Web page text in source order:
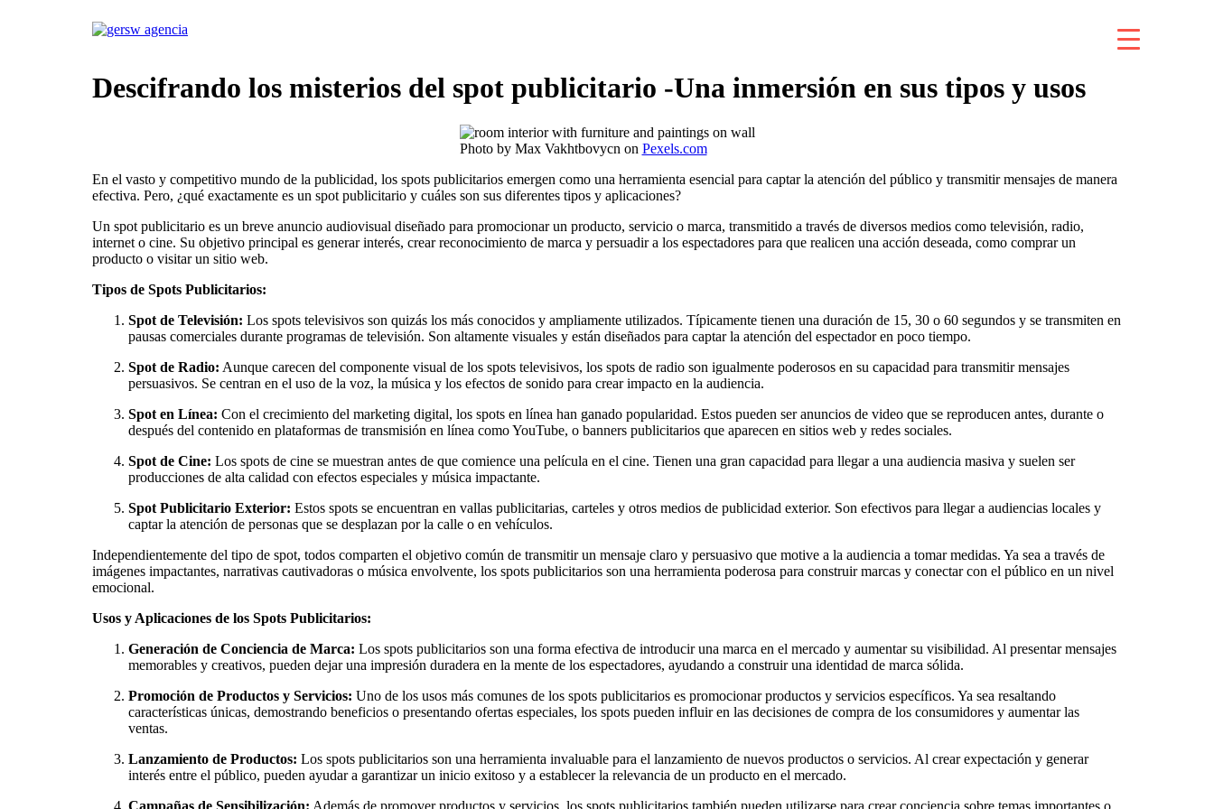
Descifrando los misterios del spot publicitario -Una inmersión en sus tipos y usos
Photo by Max Vakhtbovycn on Pexels.com
En el vasto y competitivo mundo de la publicidad, los spots publicitarios emergen como una herramienta esencial para captar la atención del público y transmitir mensajes de manera
efectiva. Pero, ¿qué exactamente es un spot publicitario y cuáles son sus diferentes tipos y aplicaciones?
Un spot publicitario es un breve anuncio audiovisual diseñado para promocionar un producto, servicio o marca, transmitido a través de diversos medios como televisión, radio,
internet o cine. Su objetivo principal es generar interés, crear reconocimiento de marca y persuadir a los espectadores para que realicen una acción deseada, como comprar un
producto o visitar un sitio web.
Tipos de Spots Publicitarios:
Spot de Televisión: Los spots televisivos son quizás los más conocidos y ampliamente utilizados. Típicamente tienen una duración de 15, 30 o 60 segundos y se transmiten en
pausas comerciales durante programas de televisión. Son altamente visuales y están diseñados para captar la atención del espectador en poco tiempo.
Spot de Radio: Aunque carecen del componente visual de los spots televisivos, los spots de radio son igualmente poderosos en su capacidad para transmitir mensajes
persuasivos. Se centran en el uso de la voz, la música y los efectos de sonido para crear impacto en la audiencia.
Spot en Línea: Con el crecimiento del marketing digital, los spots en línea han ganado popularidad. Estos pueden ser anuncios de video que se reproducen antes, durante o
después del contenido en plataformas de transmisión en línea como YouTube, o banners publicitarios que aparecen en sitios web y redes sociales.
Spot de Cine: Los spots de cine se muestran antes de que comience una película en el cine. Tienen una gran capacidad para llegar a una audiencia masiva y suelen ser
producciones de alta calidad con efectos especiales y música impactante.
Spot Publicitario Exterior: Estos spots se encuentran en vallas publicitarias, carteles y otros medios de publicidad exterior. Son efectivos para llegar a audiencias locales y
captar la atención de personas que se desplazan por la calle o en vehículos.
Independientemente del tipo de spot, todos comparten el objetivo común de transmitir un mensaje claro y persuasivo que motive a la audiencia a tomar medidas. Ya sea a través de
imágenes impactantes, narrativas cautivadoras o música envolvente, los spots publicitarios son una herramienta poderosa para construir marcas y conectar con el público en un nivel
emocional.
Usos y Aplicaciones de los Spots Publicitarios:
Generación de Conciencia de Marca: Los spots publicitarios son una forma efectiva de introducir una marca en el mercado y aumentar su visibilidad. Al presentar mensajes
memorables y creativos, pueden dejar una impresión duradera en la mente de los espectadores, ayudando a construir una identidad de marca sólida.
Promoción de Productos y Servicios: Uno de los usos más comunes de los spots publicitarios es promocionar productos y servicios específicos. Ya sea resaltando
características únicas, demostrando beneficios o presentando ofertas especiales, los spots pueden influir en las decisiones de compra de los consumidores y aumentar las
ventas.
Lanzamiento de Productos: Los spots publicitarios son una herramienta invaluable para el lanzamiento de nuevos productos o servicios. Al crear expectación y generar
interés entre el público, pueden ayudar a garantizar un inicio exitoso y a establecer la relevancia de un producto en el mercado.
Campañas de Sensibilización: Además de promover productos y servicios, los spots publicitarios también pueden utilizarse para crear conciencia sobre temas importantes o